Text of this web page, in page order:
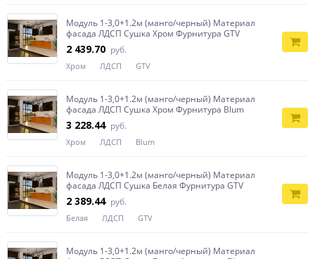
Модуль 1-3,0+1.2м (манго/черный) Материал
фасада ЛДСП Сушка Хром Фурнитура GTV
2 439.70 руб.
Хром ЛДСП GTV
Модуль 1-3,0+1.2м (манго/черный) Материал
фасада ЛДСП Сушка Хром Фурнитура Blum
3 228.44 руб.
Хром ЛДСП Blum
Модуль 1-3,0+1.2м (манго/черный) Материал
фасада ЛДСП Сушка Белая Фурнитура GTV
2 389.44 руб.
Белая ЛДСП GTV
Модуль 1-3,0+1.2м (манго/черный) Материал